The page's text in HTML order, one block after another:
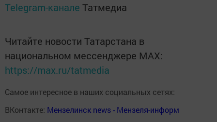
Telegram-канале Татмедиа
Читайте новости Татарстана в
национальном мессенджере MАХ:
https://max.ru/tatmedia
Самое интересное в наших социальных сетях:
ВКонтакте: Мензелинск news - Мензеля-информ